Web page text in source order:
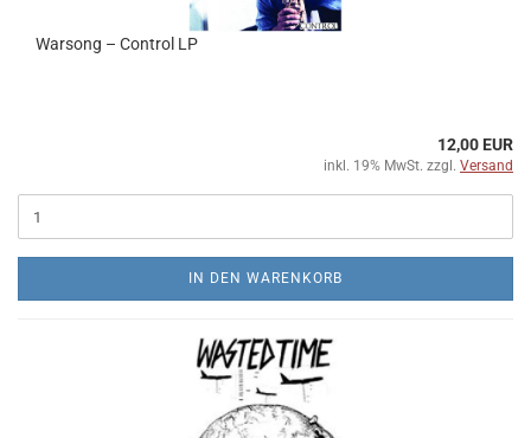
Warsong – Control LP
12,00 EUR
inkl. 19% MwSt. zzgl. Versand
IN DEN WARENKORB